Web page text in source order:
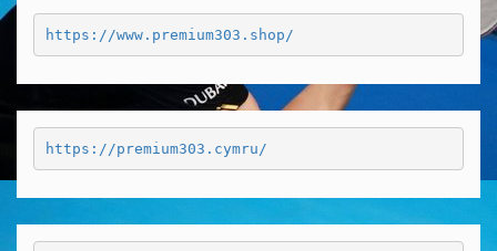
https://www.premium303.shop/
https://premium303.cymru/